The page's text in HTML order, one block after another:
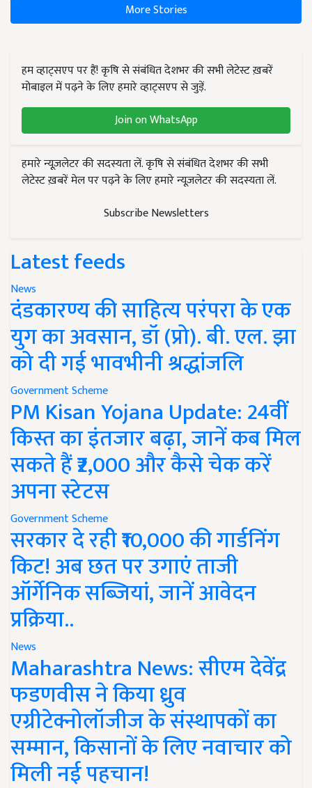
More Stories
हम व्हाट्सएप पर हैं! कृषि से संबंधित देशभर की सभी लेटेस्ट ख़बरें
मोबाइल में पढ़ने के लिए हमारे व्हाट्सएप से जुड़ें.
Join on WhatsApp
हमारे न्यूज़लेटर की सदस्यता लें. कृषि से संबंधित देशभर की सभी
लेटेस्ट ख़बरें मेल पर पढ़ने के लिए हमारे न्यूज़लेटर की सदस्यता लें.
Subscribe Newsletters
Latest feeds
News
दंडकारण्य की साहित्य परंपरा के एक
युग का अवसान, डॉ (प्रो). बी. एल. झा
को दी गई भावभीनी श्रद्धांजलि
Government Scheme
PM Kisan Yojana Update: 24वीं
किस्त का इंतजार बढ़ा, जानें कब मिल
सकते हैं ₹2,000 और कैसे चेक करें
अपना स्टेटस
Government Scheme
सरकार दे रही ₹10,000 की गार्डनिंग
किट! अब छत पर उगाएं ताजी
ऑर्गेनिक सब्जियां, जानें आवेदन
प्रक्रिया..
News
Maharashtra News: सीएम देवेंद्र
फडणवीस ने किया ध्रुव
एग्रीटेक्नोलॉजीज के संस्थापकों का
सम्मान, किसानों के लिए नवाचार को
मिली नई पहचान!